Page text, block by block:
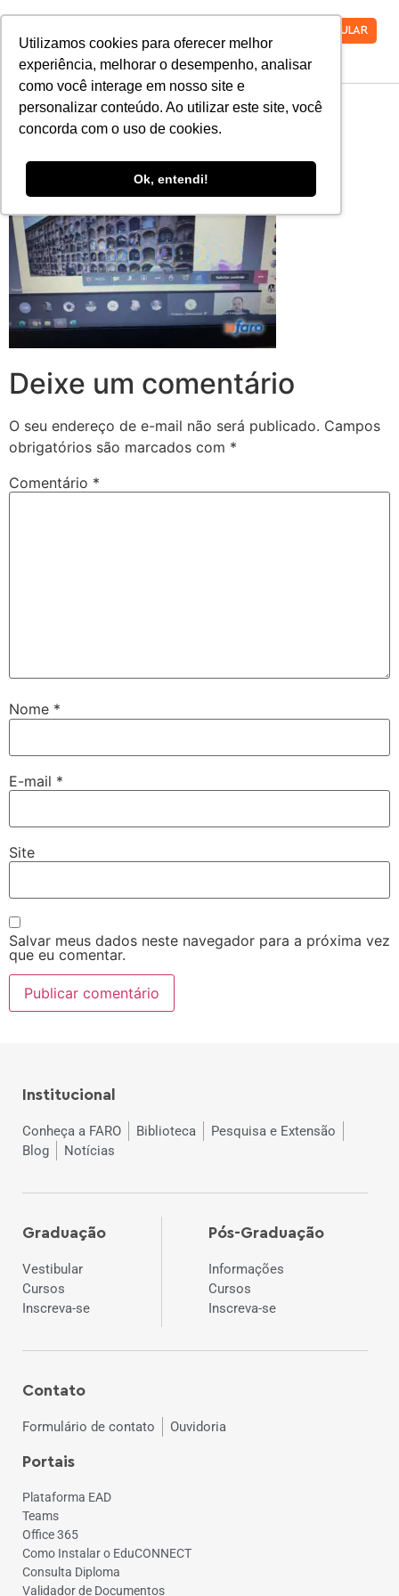
Utilizamos cookies para oferecer melhor
experiência, melhorar o desempenho, analisar
como você interage em nosso site e
personalizar conteúdo. Ao utilizar este site, você
concorda com o uso de cookies.
Ok, entendi!
VESTIBULAR
4-MPO
Deixe um comentário
O seu endereço de e-mail não será publicado. Campos
obrigatórios são marcados com *
Comentário *
Nome *
E-mail *
Site
Salvar meus dados neste navegador para a próxima vez
que eu comentar.
Institucional
Conheça a FARO Biblioteca
Pesquisa e Extensão
Blog
Notícias
Graduação
Vestibular
Cursos
Inscreva-se
Pós-Graduação
Informações
Cursos
Inscreva-se
Contato
Formulário de contato Ouvidoria
Portais
Plataforma EAD
Teams
Office 365
Como Instalar o EduCONNECT
Consulta Diploma
Validador de Documentos